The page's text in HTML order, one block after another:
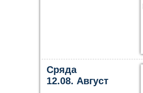
Сряда
12.08. Август